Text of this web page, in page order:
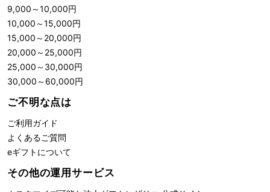
9,000 ～10,000円
10,000 ～15,000円
15,000 ～ 20,000円
20,000 ～ 25,000円
25,000 ～ 30,000円
30,000 ～ 60,000円
ご不明な点は
ご利用ガイド
よくあるご質問
eギフトについて
その他の運用サービス